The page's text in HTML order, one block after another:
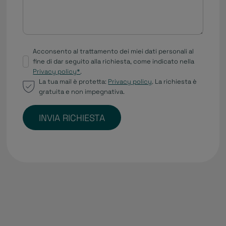
Acconsento al trattamento dei miei dati personali al
fine di dar seguito alla richiesta, come indicato nella
Privacy policy*.
La tua mail è protetta: Privacy policy. La richiesta è
gratuita e non impegnativa.
INVIA RICHIESTA